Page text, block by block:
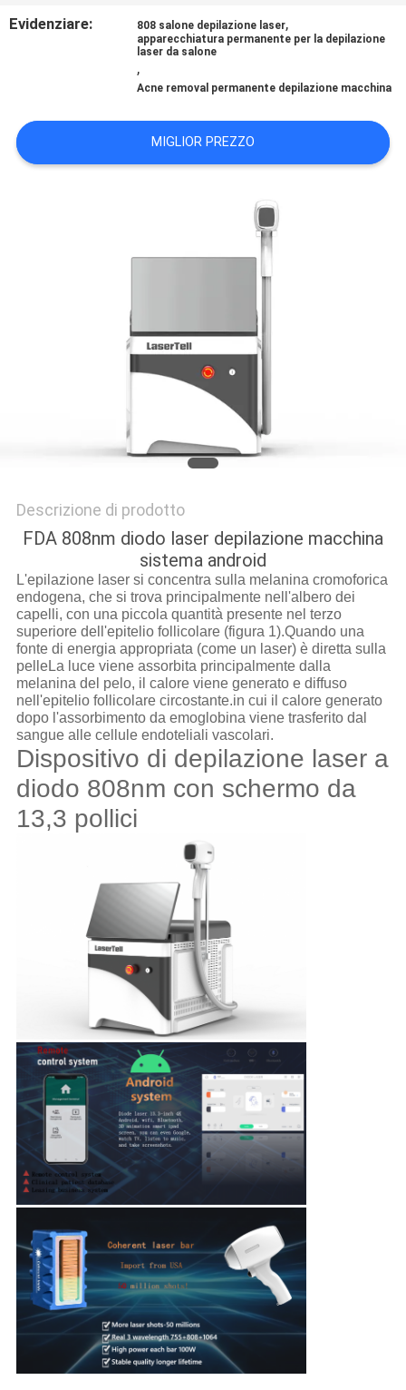
PRIVACY
Evidenziare: 808 salone depilazione laser,
apparecchiatura permanente per la depilazione
laser da salone
,
Acne removal permanente depilazione macchina
MIGLIOR PREZZO
Descrizione di prodotto
FDA 808nm diodo laser depilazione macchina
sistema android
L'epilazione laser si concentra sulla melanina cromoforica
endogena, che si trova principalmente nell'albero dei
capelli, con una piccola quantità presente nel terzo
superiore dell'epitelio follicolare (figura 1).Quando una
fonte di energia appropriata (come un laser) è diretta sulla
pelleLa luce viene assorbita principalmente dalla
melanina del pelo, il calore viene generato e diffuso
nell'epitelio follicolare circostante.in cui il calore generato
dopo l'assorbimento da emoglobina viene trasferito dal
sangue alle cellule endoteliali vascolari.
Dispositivo di depilazione laser a
diodo 808nm con schermo da
13,3 pollici